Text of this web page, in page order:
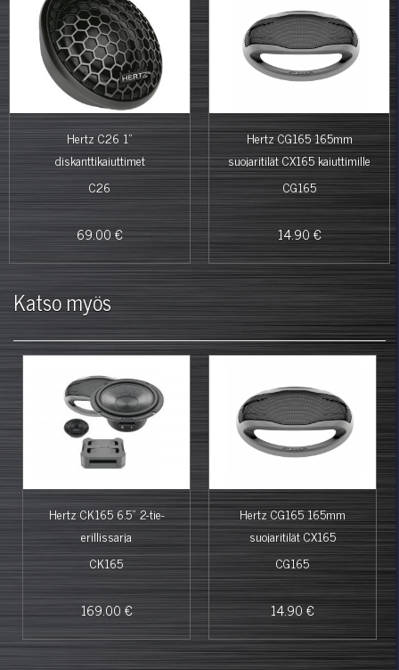
Hertz C26 1"
diskanttikaiuttimet
C26
69.00 €
Hertz CG165 165mm
suojaritilät CX165 kaiuttimille
CG165
14.90 €
Katso myös
Hertz CK165 6.5" 2-tie-
erillissarja
CK165
169.00 €
Hertz CG165 165mm
suojaritilät CX165
kaiuttimille
CG165
14.90 €